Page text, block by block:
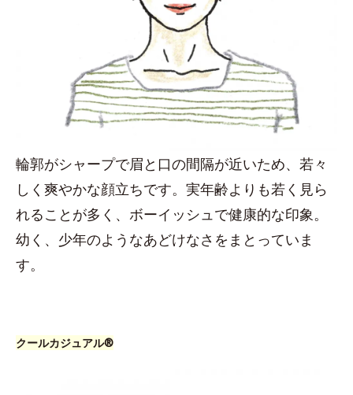
輪郭がシャープで眉と口の間隔が近いため、若々
しく爽やかな顔立ちです。実年齢よりも若く見ら
れることが多く、ボーイッシュで健康的な印象。
幼く、少年のようなあどけなさをまとっていま
す。
クールカジュアル®